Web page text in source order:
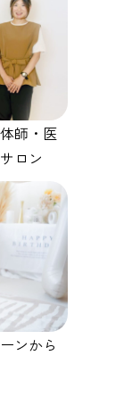
師・医
ロン
ンから